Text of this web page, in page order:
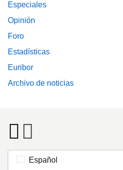
Especiales
Opinión
Foro
Estadísticas
Euribor
Archivo de noticias
Español